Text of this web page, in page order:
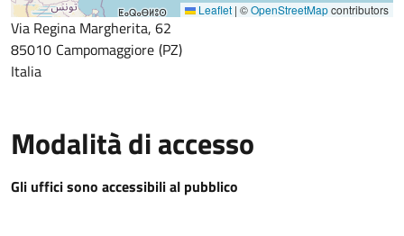
Leaflet | ©OpenStreetMapcontributors
Via Regina Margherita, 62
85010 Campomaggiore PZ
Italia
Modalità di accesso
Gli uffici sono accessibili al pubblico